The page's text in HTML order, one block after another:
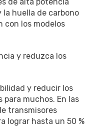
la huella de carbono
con los modelos
y reduzca los
y reducir los
muchos. En las
transmisores
lograr hasta un 50 %